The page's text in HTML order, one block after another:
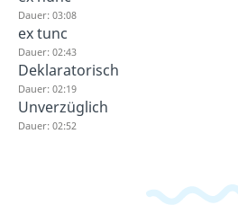
Dauer: 03:08
ex tunc
Dauer: 02:43
Deklaratorisch
Dauer: 02:19
Unverzüglich
Dauer: 02:52